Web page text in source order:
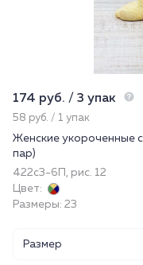
174 руб. / 3 упак
58 руб. / 1 упак
Женские укороченные
пар)
422с3-6П, рис. 12
Цвет:
Размеры: 23
Размер